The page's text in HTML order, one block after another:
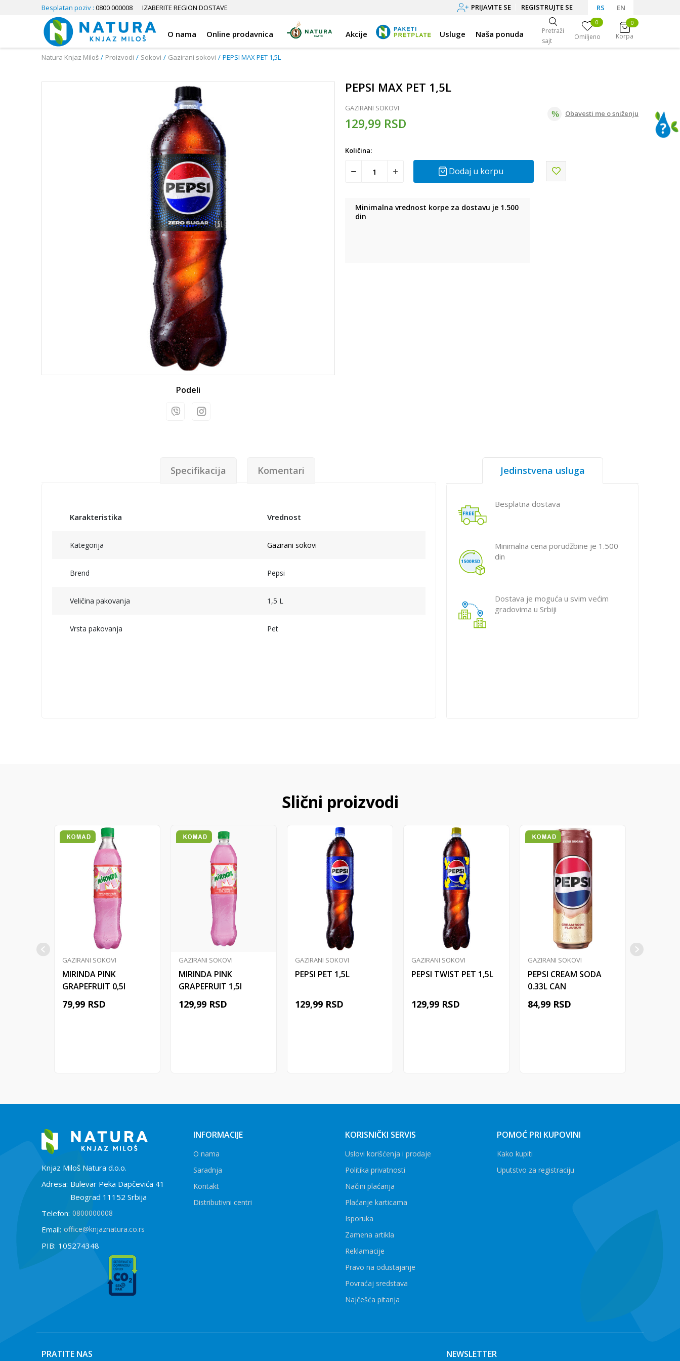
Besplatan poziv : 0800 000008 IZABERITE REGION DOSTAVE RS EN
PRIJAVITE SE REGISTRUJTE SE
O nama Online prodavnica Akcije Usluge Naša ponuda
Pretraži
sajt
Omiljeno
0
Korpa
0
Natura Knjaz Miloš Proizvodi Sokovi Gazirani sokovi PEPSI MAX PET 1,5L
Podeli
PEPSI MAX PET 1,5L
GAZIRANI SOKOVI
129,99 RSD
Obavesti me o sniženju
Količina:
Dodaj u korpu
Minimalna vrednost korpe za dostavu je 1.500
din
Specifikacija Komentari
Karakteristika Vrednost
Kategorija Gazirani sokovi
Brend Pepsi
Veličina pakovanja 1,5 L
Vrsta pakovanja Pet
Jedinstvena usluga
Besplatna dostava
Minimalna cena porudžbine je 1.500
din
Dostava je moguća u svim većim
gradovima u Srbiji
Slični proizvodi
GAZIRANI SOKOVI
MIRINDA PINK
GRAPEFRUIT 0,5l
79,99 RSD
GAZIRANI SOKOVI
MIRINDA PINK
GRAPEFRUIT 1,5l
129,99 RSD
GAZIRANI SOKOVI
PEPSI PET 1,5L
129,99 RSD
GAZIRANI SOKOVI
PEPSI TWIST PET 1,5L
129,99 RSD
GAZIRANI SOKOVI
PEPSI CREAM SODA
0.33L CAN
84,99 RSD
Knjaz Miloš Natura d.o.o.
Adresa: Bulevar Peka Dapčevića 41
Beograd 11152 Srbija
Telefon: 0800000008
Email: office@knjaznatura.co.rs
PIB: 105274348
INFORMACIJE
O nama
Saradnja
Kontakt
Distributivni centri
KORISNIČKI SERVIS
Uslovi korišćenja i prodaje
Politika privatnosti
Načini plaćanja
Plaćanje karticama
Isporuka
Zamena artikla
Reklamacije
Pravo na odustajanje
Povraćaj sredstava
Najčešća pitanja
POMOĆ PRI KUPOVINI
Kako kupiti
Uputstvo za registraciju
PRATITE NAS NEWSLETTER